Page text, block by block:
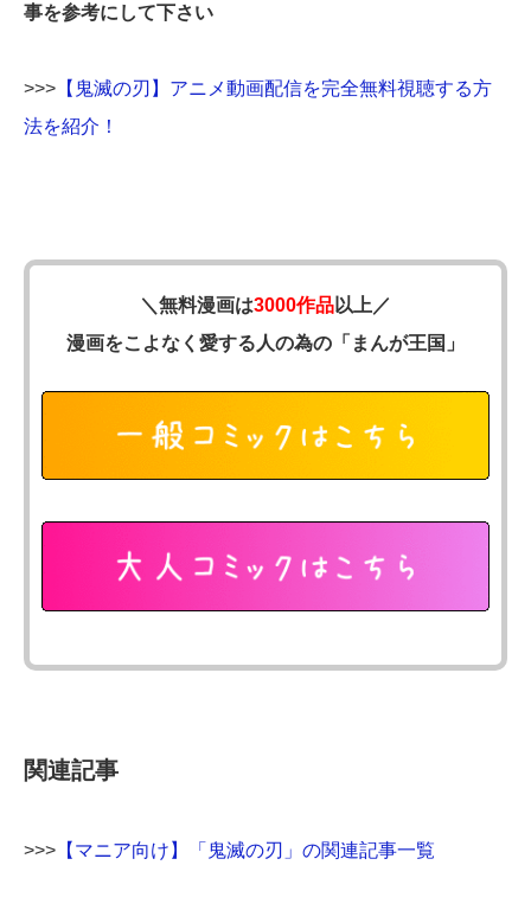
事を参考にして下さい
>>> 【鬼滅の刃】アニメ動画配信を完全無料視聴する方
法を紹介！
＼無料漫画は3000作品以上／
漫画をこよなく愛する人の為の「まんが王国」
関連記事
>>> 【マニア向け】「鬼滅の刃」の関連記事一覧